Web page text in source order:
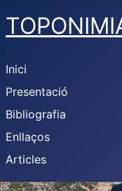
Inici
Presentació
Bibliografia
Enllaços
Articles